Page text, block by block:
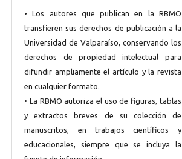
• Los autores que publican en la RBMO
transfieren sus derechos de publicación a la
Universidad de Valparaíso, conservando los
derechos de propiedad intelectual para
difundir ampliamente el artículo y la revista
en cualquier formato.
• La RBMO autoriza el uso de figuras, tablas
y extractos breves de su colección de
manuscritos, en trabajos científicos y
educacionales, siempre que se incluya la